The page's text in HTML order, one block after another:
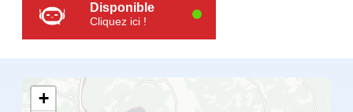
Disponible
Cliquez ici !
+